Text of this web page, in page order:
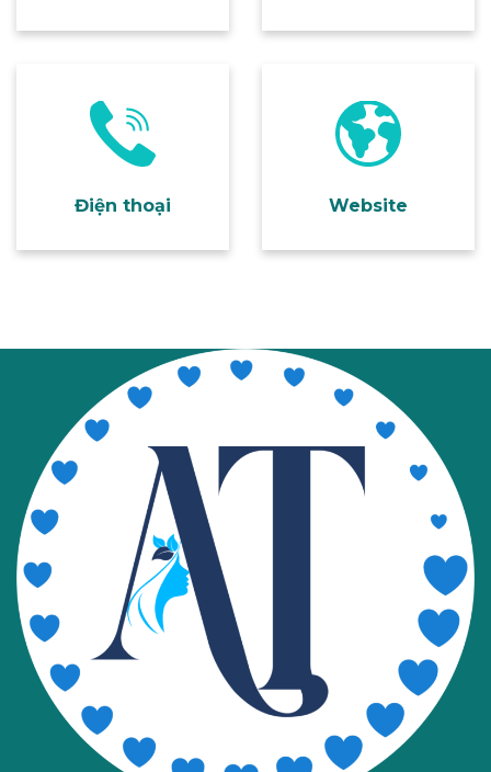
Điện thoại
092 499 68 68
Website
www.anhtuclinic.vn